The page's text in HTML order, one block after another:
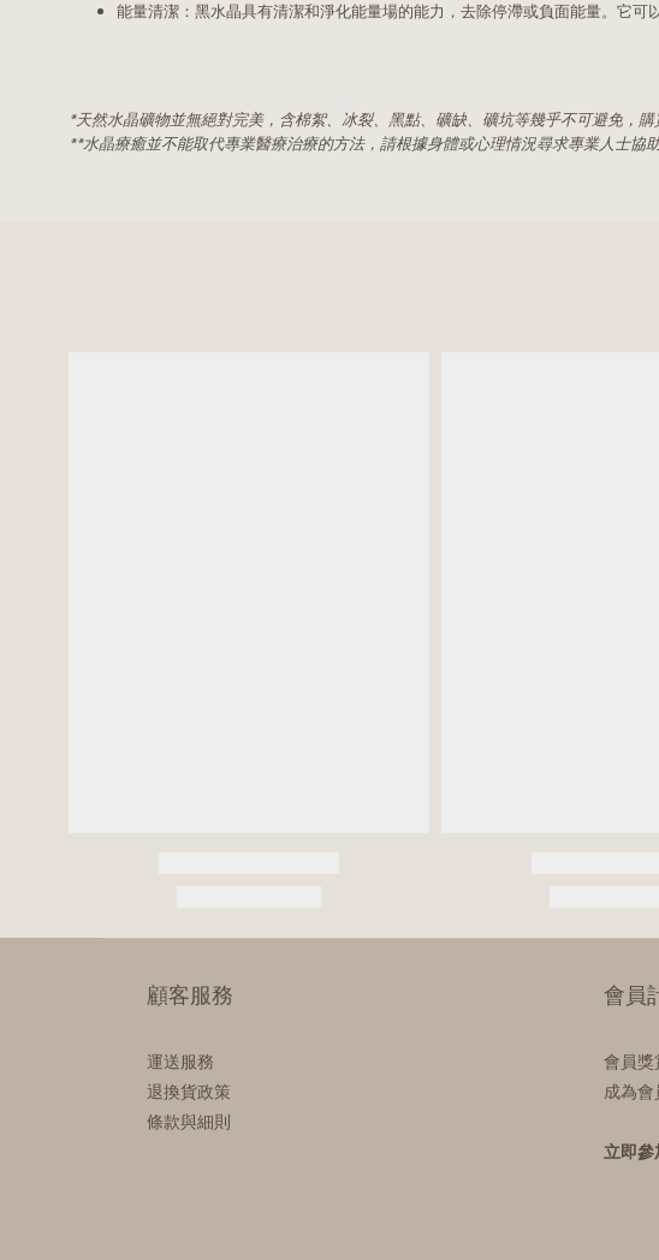
能量清潔：黑水晶具有清潔和淨化能量場的能力，去除停滯或負面能量。它可
*天然水晶礦物並無絕對完美，含棉絮、冰裂、黑點、礦缺、礦坑等幾乎不可避免，購
**水晶療癒並不能取代專業醫療治療的方法，請根據身體或心理情況尋求專業人士協助
顧客服務
運送服務
退換貨政策
條款與細則
會員
會員獎
成為會
立即參